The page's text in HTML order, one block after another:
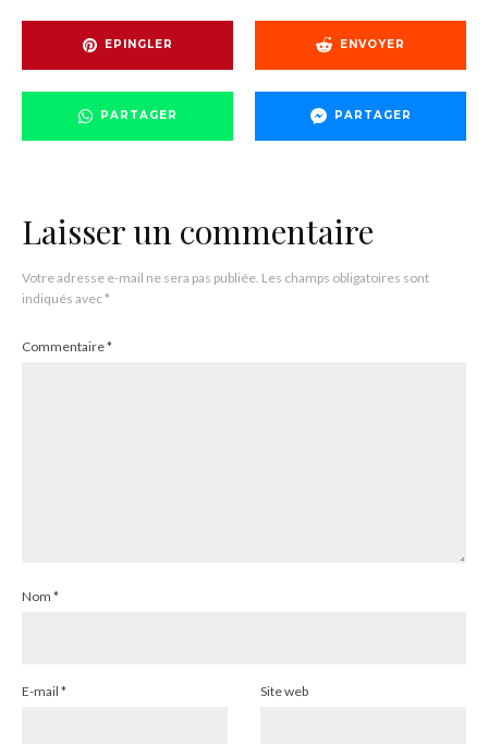
EPINGLER ENVOYER
PARTAGER PARTAGER
Laisser un commentaire
Votre adresse e-mail ne sera pas publiée. Les champs obligatoires sont
indiqués avec*
Commentaire*
Nom *
E-mail * Site web